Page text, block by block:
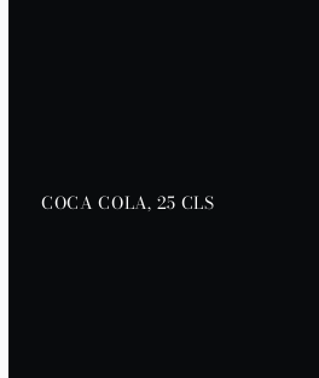
COCA COLA, 25 CLS